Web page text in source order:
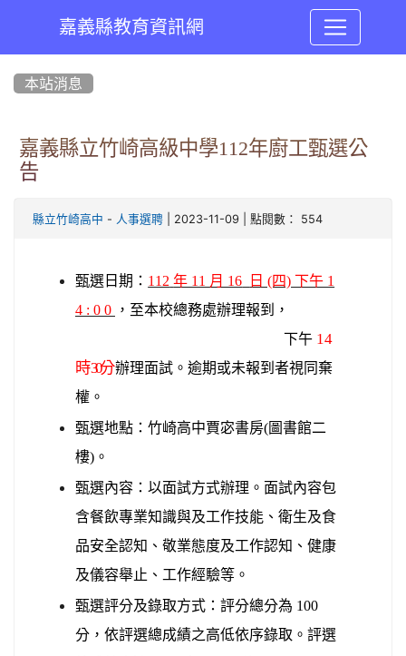
嘉義縣教育資訊網
本站消息
嘉義縣立竹崎高級中學112年廚工甄選公
告
縣立竹崎高中 - 人事選聘 | 2023-11-09 | 點閱數： 554
甄選日 期 ： 112 年 11 月 16
日 (四) 下午 1
4 : 0 0 ，至本校總務處辦理報到，
下午 14
時3 0分辦理面試。逾期或未報到者視同棄
權。
甄選地點：竹崎高中賈宓書房(圖書館二
樓)。
甄選內容：以面試方式辦理。面試內容包
含餐飲專業知識與及工作技能、衛生及食
品安全認知、敬業態度及工作認知、健康
及儀容舉止、工作經驗等。
甄選評分及錄取方式：評分總分為 100
分，依評選總成績之高低依序錄取。評選